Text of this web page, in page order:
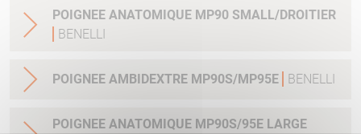
POIGNEE ANATOMIQUE MP90 SMALL/DROITIER
BENELLI
POIGNEE AMBIDEXTRE MP90S/MP95E BENELLI
POIGNEE ANATOMIQUE MP90S/95E LARGE